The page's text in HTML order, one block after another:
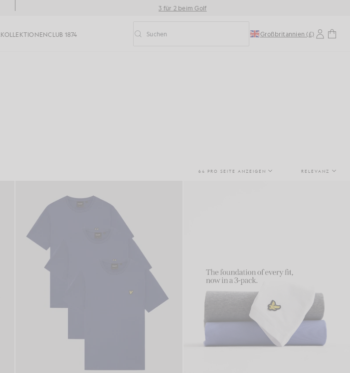
3 für 2 beim Golf
KOLLEKTIONENCLUB 1874 Vorausschauende Suche ein-/ausschalten
Suchen Großbritannien (£)
64 PRO SEITE ANZEIGEN RELEVANZ